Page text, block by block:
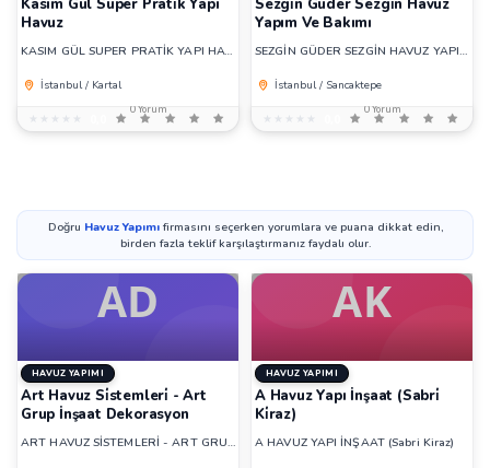
Kasım Gül Super Prati̇k Yapı
Havuz
KASIM GÜL SUPER PRATİK YAPI HAVUZ
İstanbul / Kartal
★★★★★
★★★★★
0 Yorum
Sezgi̇n Güder Sezgi̇n Havuz
Yapım Ve Bakımı
SEZGİN GÜDER SEZGİN HAVUZ YAPIM VE BAKIMI
İstanbul / Sancaktepe
★★★★★
★★★★★
0 Yorum
Doğru Havuz Yapımıfirmasını seçerken yorumlara ve puana dikkat edin,
birden fazla teklif karşılaştırmanız faydalı olur.
HAVUZ YAPIMI
Art Havuz Si̇stemleri̇ - Art
Grup İnşaat Dekorasyon
ART HAVUZ SİSTEMLERİ - ART GRUP İNŞAAT DEKORASYON
HAVUZ YAPIMI
A Havuz Yapı İnşaat (Sabri̇
Ki̇raz)
A HAVUZ YAPI İNŞAAT (Sabri Kiraz)